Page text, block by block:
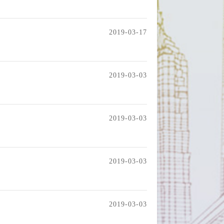
2019-03-17
2019-03-03
2019-03-03
2019-03-03
2019-03-03